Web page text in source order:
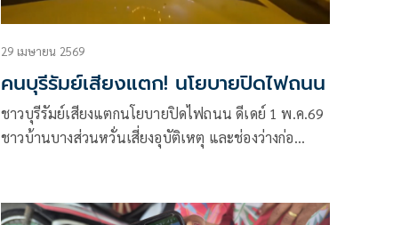
29 เมษายน 2569
คนบุรีรัมย์เสียงแตก! นโยบายปิดไฟถนน
ชาวบุรีรัมย์เสียงแตกนโยบายปิดไฟถนน ดีเดย์ 1 พ.ค.69
ชาวบ้านบางส่วนหวั่นเสี่ยงอุบัติเหตุ และช่องว่างก่อ